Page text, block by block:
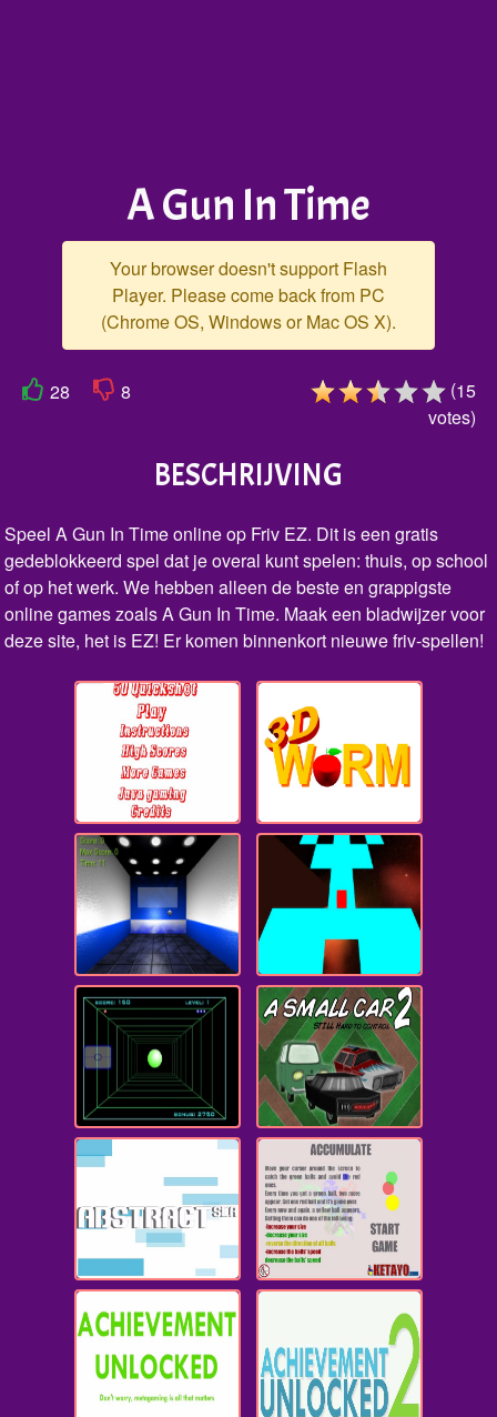
A Gun In Time
Your browser doesn't support Flash
Player. Please come back from PC
(Chrome OS, Windows or Mac OS X).
28 8 (15
votes)
BESCHRIJVING
Speel A Gun In Time online op Friv EZ. Dit is een gratis
gedeblokkeerd spel dat je overal kunt spelen: thuis, op school
of op het werk. We hebben alleen de beste en grappigste
online games zoals A Gun In Time. Maak een bladwijzer voor
deze site, het is EZ! Er komen binnenkort nieuwe friv-spellen!